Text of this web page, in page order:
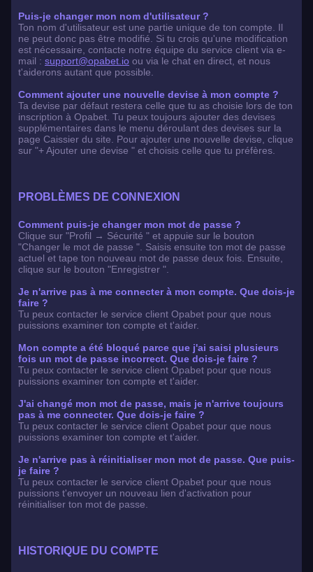
Puis-je changer mon nom d'utilisateur ?
Ton nom d'utilisateur est une partie unique de ton compte. Il
ne peut donc pas être modifié. Si tu crois qu'une modification
est nécessaire, contacte notre équipe du service client via e-
mail : support@opabet.io ou via le chat en direct, et nous
t'aiderons autant que possible.
Comment ajouter une nouvelle devise à mon compte ?
Ta devise par défaut restera celle que tu as choisie lors de ton
inscription à Opabet. Tu peux toujours ajouter des devises
supplémentaires dans le menu déroulant des devises sur la
page Caissier du site. Pour ajouter une nouvelle devise, clique
sur "+ Ajouter une devise " et choisis celle que tu préfères.
PROBLÈMES DE CONNEXION
Comment puis-je changer mon mot de passe ?
Clique sur "Profil → Sécurité " et appuie sur le bouton
"Changer le mot de passe ". Saisis ensuite ton mot de passe
actuel et tape ton nouveau mot de passe deux fois. Ensuite,
clique sur le bouton "Enregistrer ".
Je n'arrive pas à me connecter à mon compte. Que dois-je
faire ?
Tu peux contacter le service client Opabet pour que nous
puissions examiner ton compte et t'aider.
Mon compte a été bloqué parce que j'ai saisi plusieurs
fois un mot de passe incorrect. Que dois-je faire ?
Tu peux contacter le service client Opabet pour que nous
puissions examiner ton compte et t'aider.
J'ai changé mon mot de passe, mais je n'arrive toujours
pas à me connecter. Que dois-je faire ?
Tu peux contacter le service client Opabet pour que nous
puissions examiner ton compte et t'aider.
Je n'arrive pas à réinitialiser mon mot de passe. Que puis-
je faire ?
Tu peux contacter le service client Opabet pour que nous
puissions t'envoyer un nouveau lien d'activation pour
réinitialiser ton mot de passe.
HISTORIQUE DU COMPTE